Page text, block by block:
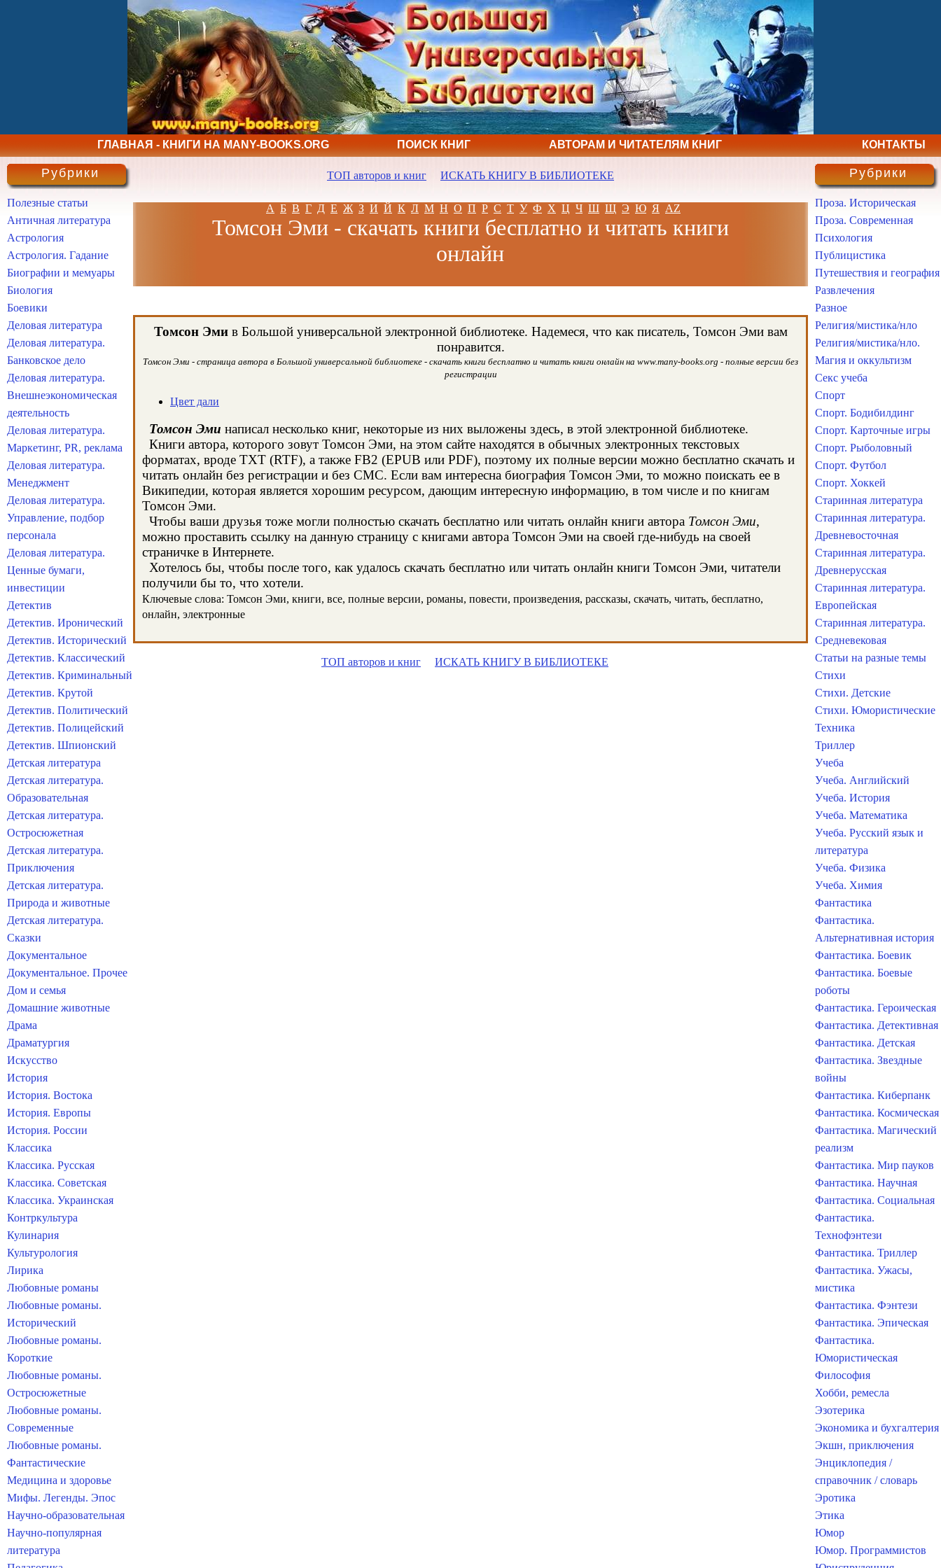
ГЛАВНАЯ - КНИГИ НА MANY-BOOKS.ORG ПОИСК КНИГ АВТОРАМ И ЧИТАТЕЛЯМ КНИГ КОНТАКТЫ
ТОП авторов и книг ИСКАТЬ КНИГУ В БИБЛИОТЕКЕ
А Б В Г Д Е Ж З И Й К Л М Н О П Р С Т У Ф Х Ц Ч Ш Щ Э Ю Я AZ
Томсон Эми - скачать книги бесплатно и читать книги
онлайн
Томсон Эмив Большой универсальной электронной библиотеке. Надемеся, что как писатель, Томсон Эми вам
понравится.
Томсон Эми - страница автора в Большой универсальной библиотеке - скачать книги бесплатно и читать книги онлайн на www.many-books.org - полные версии без
регистрации
Цвет дали
Томсон Эми написал несколько книг, некоторые из них выложены здесь, в этой электронной библиотеке.
Книги автора, которого зовут Томсон Эми, на этом сайте находятся в обычных электронных текстовых
форматах, вроде TXT (RTF), а также FB2 (EPUB или PDF), поэтому их полные версии можно бесплатно скачать и
читать онлайн без регистрации и без СМС. Если вам интересна биография Томсон Эми, то можно поискать ее в
Википедии, которая является хорошим ресурсом, дающим интересную информацию, в том числе и по книгам
Томсон Эми.
Чтобы ваши друзья тоже могли полностью скачать бесплатно или читать онлайн книги автора Томсон Эми,
можно проставить ссылку на данную страницу с книгами автора Томсон Эми на своей где-нибудь на своей
страничке в Интернете.
Хотелось бы, чтобы после того, как удалось скачать бесплатно или читать онлайн книги Томсон Эми, читатели
получили бы то, что хотели.
Ключевые слова: Томсон Эми, книги, все, полные версии, романы, повести, произведения, рассказы, скачать, читать, бесплатно,
онлайн, электронные
ТОП авторов и книг ИСКАТЬ КНИГУ В БИБЛИОТЕКЕ
Рубрики
Полезные статьи
Античная литература
Астрология
Астрология. Гадание
Биографии и мемуары
Биология
Боевики
Деловая литература
Деловая литература.
Банковское дело
Деловая литература.
Внешнеэкономическая
деятельность
Деловая литература.
Маркетинг, PR, реклама
Деловая литература.
Менеджмент
Деловая литература.
Управление, подбор
персонала
Деловая литература.
Ценные бумаги,
инвестиции
Детектив
Детектив. Иронический
Детектив. Исторический
Детектив. Классический
Детектив. Криминальный
Детектив. Крутой
Детектив. Политический
Детектив. Полицейский
Детектив. Шпионский
Детская литература
Детская литература.
Образовательная
Детская литература.
Остросюжетная
Детская литература.
Приключения
Детская литература.
Природа и животные
Детская литература.
Сказки
Документальное
Документальное. Прочее
Дом и семья
Домашние животные
Драма
Драматургия
Искусство
История
История. Востока
История. Европы
История. России
Классика
Классика. Русская
Классика. Советская
Классика. Украинская
Контркультура
Кулинария
Культурология
Лирика
Любовные романы
Любовные романы.
Исторический
Любовные романы.
Короткие
Любовные романы.
Остросюжетные
Любовные романы.
Современные
Любовные романы.
Фантастические
Медицина и здоровье
Мифы. Легенды. Эпос
Научно-образовательная
Научно-популярная
литература
Рубрики
Проза. Историческая
Проза. Современная
Психология
Публицистика
Путешествия и география
Развлечения
Разное
Религия/мистика/нло
Религия/мистика/нло.
Магия и оккультизм
Секс учеба
Спорт
Спорт. Бодибилдинг
Спорт. Карточные игры
Спорт. Рыболовный
Спорт. Футбол
Спорт. Хоккей
Старинная литература
Старинная литература.
Древневосточная
Старинная литература.
Древнерусская
Старинная литература.
Европейская
Старинная литература.
Средневековая
Статьи на разные темы
Стихи
Стихи. Детские
Стихи. Юмористические
Техника
Триллер
Учеба
Учеба. Английский
Учеба. История
Учеба. Математика
Учеба. Русский язык и
литература
Учеба. Физика
Учеба. Химия
Фантастика
Фантастика.
Альтернативная история
Фантастика. Боевик
Фантастика. Боевые
роботы
Фантастика. Героическая
Фантастика. Детективная
Фантастика. Детская
Фантастика. Звездные
войны
Фантастика. Киберпанк
Фантастика. Космическая
Фантастика. Магический
реализм
Фантастика. Мир пауков
Фантастика. Научная
Фантастика. Социальная
Фантастика.
Технофэнтези
Фантастика. Триллер
Фантастика. Ужасы,
мистика
Фантастика. Фэнтези
Фантастика. Эпическая
Фантастика.
Юмористическая
Философия
Хобби, ремесла
Эзотерика
Экономика и бухгалтерия
Экшн, приключения
Энциклопедия /
справочник / словарь
Эротика
Этика
Юмор
Юмор. Программистов